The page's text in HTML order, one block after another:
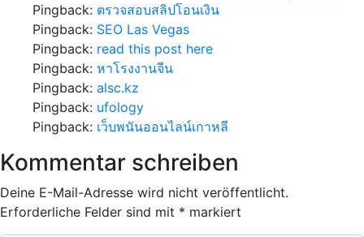
Pingback: ตรวจสอบสลิปโอนเงิน
Pingback: SEO Las Vegas
Pingback: read this post here
Pingback: หาโรงงานจีน
Pingback: alsc.kz
Pingback: ufology
Pingback: เว็บพนันออนไลน์เกาหลี
Kommentar schreiben
Deine E-Mail-Adresse wird nicht veröffentlicht.
Erforderliche Felder sind mit * markiert